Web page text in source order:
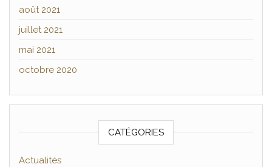
août 2021
juillet 2021
mai 2021
octobre 2020
CATÉGORIES
Actualités